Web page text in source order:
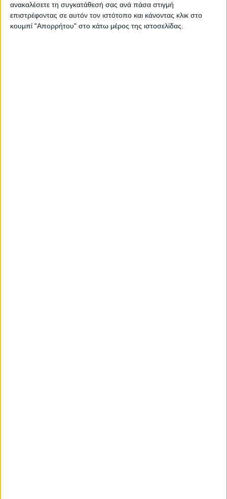
ανακαλέσετε τη συγκατάθεσή σας ανά πάσα στιγμή
επιστρέφοντας σε αυτόν τον ιστότοπο και κάνοντας κλικ στο
κουμπί "Απορρήτου" στο κάτω μέρος της ιστοσελίδας.